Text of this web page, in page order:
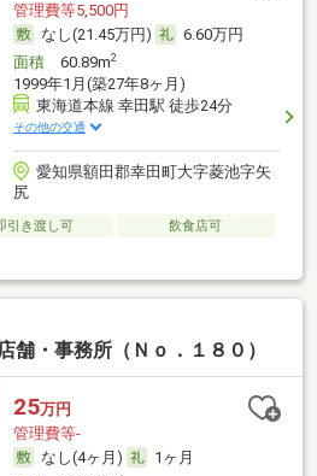
管理費等5,500円
なし(21.45万円)
6.60万円
面積60.89m2
1999年1月(築27年8ヶ月)
東海道本線 幸田駅 徒歩24分
その他の交通
愛知県額田郡幸田町大字菱池字矢
尻
引き渡し可
飲食店可
・事務所（Ｎｏ．１８０）
25万円
管理費等-
なし(4ヶ月)
1ヶ月